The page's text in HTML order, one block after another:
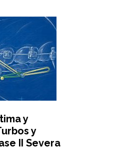
y
y
II Severa